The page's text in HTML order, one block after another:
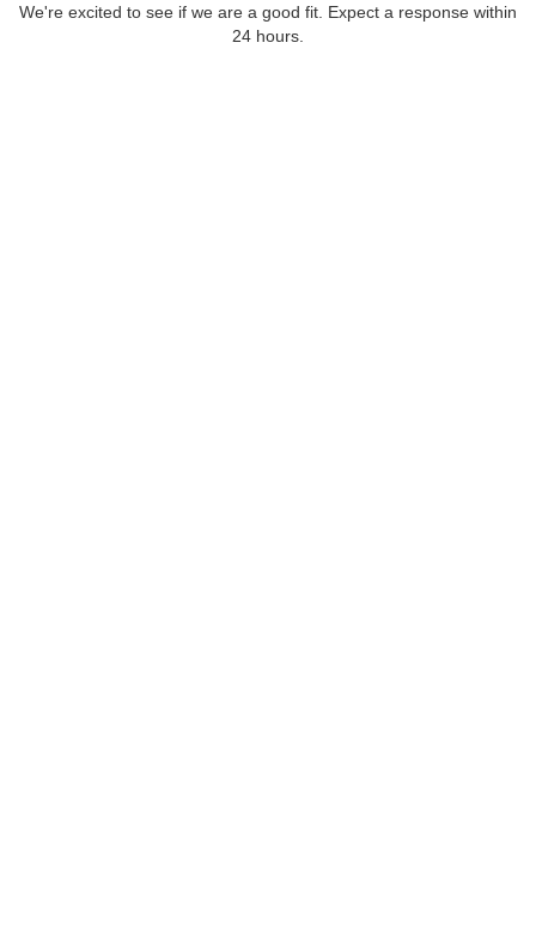
We're excited to see if we are a good fit. Expect a response within
24 hours.